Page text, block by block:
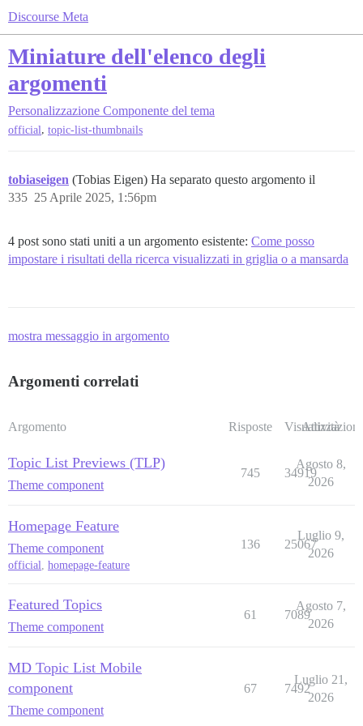
Discourse Meta
Miniature dell'elenco degli
argomenti
Personalizzazione Componente del tema
official, topic-list-thumbnails
tobiaseigen (Tobias Eigen) Ha separato questo argomento il
25 Aprile 2025, 1:56pm
335
4 post sono stati uniti a un argomento esistente: Come posso
impostare i risultati della ricerca visualizzati in griglia o a mansarda
mostra messaggio in argomento
Argomenti correlati
Argomento Risposte Visualizzazioni
Attività
Topic List Previews (TLP)
Theme component
745 34919
Agosto 8,
2026
Homepage Feature
Theme component
official, homepage-feature
136 25067
Luglio 9,
2026
Featured Topics
Theme component
61 7089
Agosto 7,
2026
MD Topic List Mobile
component
Theme component
67 7492
Luglio 21,
2026